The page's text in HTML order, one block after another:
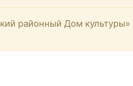
районный Дом культуры»